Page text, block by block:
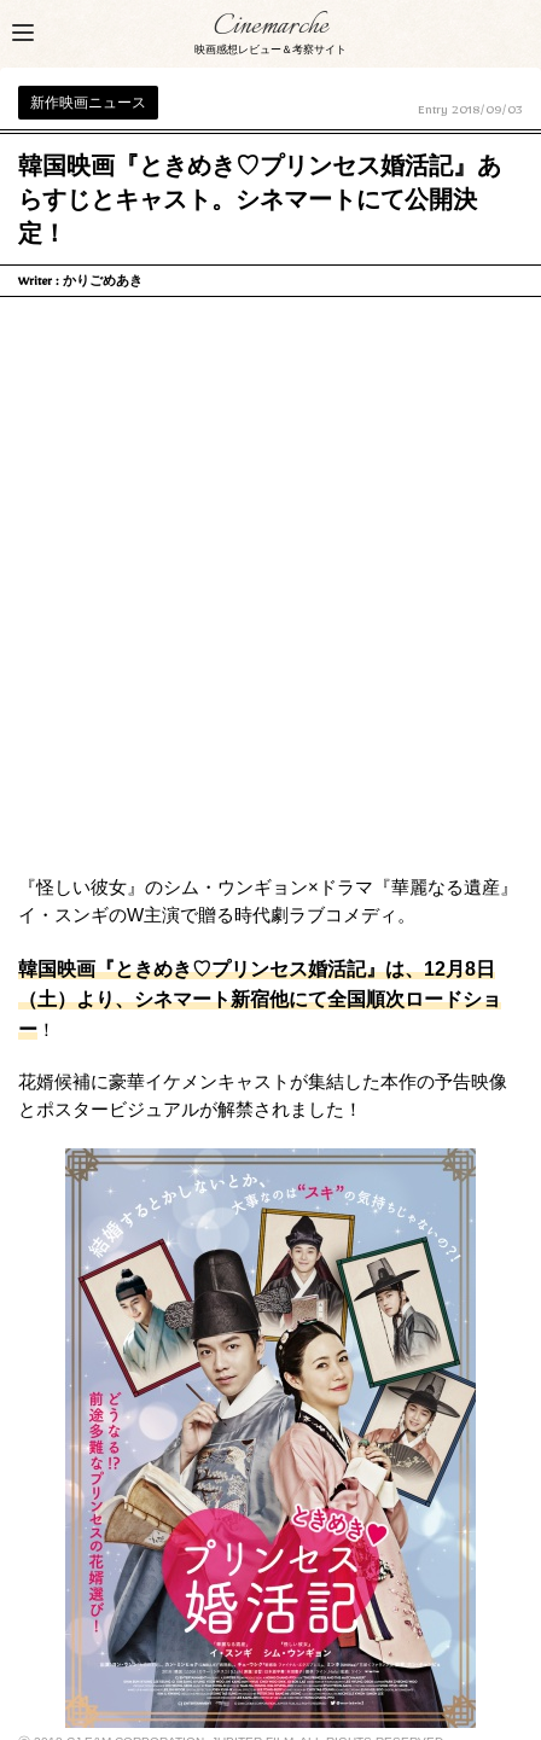
Cinemarche
映画感想レビュー＆考察サイト
新作映画ニュース
Entry 2018/09/03
韓国映画『ときめき♡プリンセス婚活記』あ
らすじとキャスト。シネマートにて公開決
定！
Writer : かりごめあき
『怪しい彼女』のシム・ウンギョン×ドラマ『華麗なる遺産』
イ・スンギのW主演で贈る時代劇ラブコメディ。
韓国映画『ときめき♡プリンセス婚活記』は、12月8日
（土）より、シネマート新宿他にて全国順次ロードショ
ー ！
花婿候補に豪華イケメンキャストが集結した本作の予告映像
とポスタービジュアルが解禁されました！